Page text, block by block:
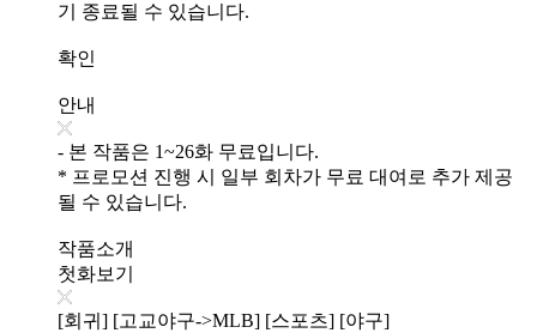
기 종료될 수 있습니다.
확인
안내
- 본 작품은 1~26화 무료입니다.
* 프로모션 진행 시 일부 회차가 무료 대여로 추가 제공
될 수 있습니다.
작품소개
첫화보기
[회귀] [고교야구->MLB] [스포츠] [야구]